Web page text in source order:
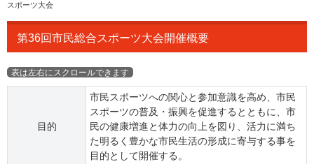
スポーツ大会
第36回市民総合スポーツ大会開催概要
目的
市民スポーツへの関心と参加意識を高め、市民
スポーツの普及・振興を促進するとともに、市
民の健康増進と体力の向上を図り、活力に満ち
た明るく豊かな市民生活の形成に寄与する事を
目的として開催する。